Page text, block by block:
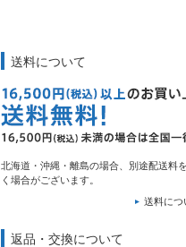
送料について
北海道・沖縄・離島の場合、別途配送料
く場合がございます。
送料につ
返品・交換について